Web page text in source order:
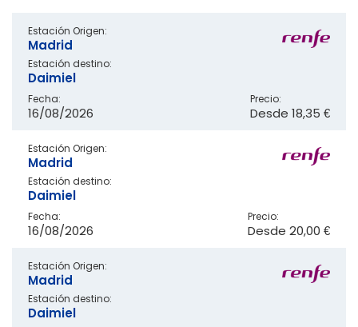
Estación Origen:
Madrid
Estación destino:
Daimiel
Fecha:
16/08/2026
Precio:
Desde 18,35 €
Estación Origen:
Madrid
Estación destino:
Daimiel
Fecha:
16/08/2026
Precio:
Desde 20,00 €
Estación Origen:
Madrid
Estación destino:
Daimiel